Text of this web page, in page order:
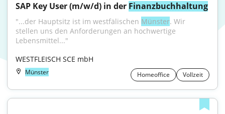
SAP Key User (m/w/d) in der Finanzbuchhaltung
"...der Hauptsitz ist im westfälischen Münster. Wir
stellen uns den Anforderungen an hochwertige
Lebensmittel..."
WESTFLEISCH SCE mbH
Münster Homeoffice Vollzeit